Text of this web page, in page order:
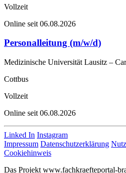
Vollzeit
Online seit 06.08.2026
Personalleitung (m/w/d)
Medizinische Universität Lausitz –
Cottbus
Vollzeit
Online seit 06.08.2026
Linked In Instagram
Impressum Datenschutzerklärung
Cookiehinweis
Das Projekt www.fachkraefteportal-